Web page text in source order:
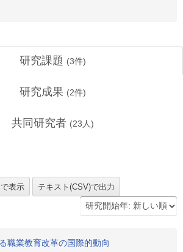
研究課題 (3件)
研究成果 (2件)
共同研究者 (23 人)
職業教育改革の国際的動向